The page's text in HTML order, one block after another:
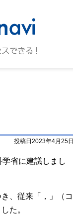
投稿日2023年4月25日
省に建議しまし
、従来「，」（コ
た。